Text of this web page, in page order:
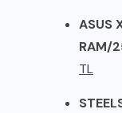
ASUS
RAM/
TL